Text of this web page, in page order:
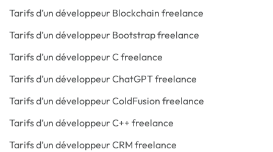
Tarifs d’un développeur Blockchain freelance
Tarifs d’un développeur Bootstrap freelance
Tarifs d’un développeur C freelance
Tarifs d’un développeur ChatGPT freelance
Tarifs d’un développeur ColdFusion freelance
Tarifs d’un développeur C++ freelance
Tarifs d’un développeur CRM freelance